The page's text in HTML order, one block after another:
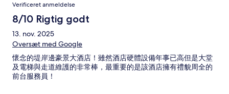
Verificeret anmeldelse
8/10 Rigtig godt
13. nov. 2025
Oversæt med Google
懷念的堤岸邊豪景大酒店！雖然酒店硬體設備年事已高但是大堂
及電梯與走道維護的非常棒，最重要的是該酒店擁有禮貌周全的
前台服務員！